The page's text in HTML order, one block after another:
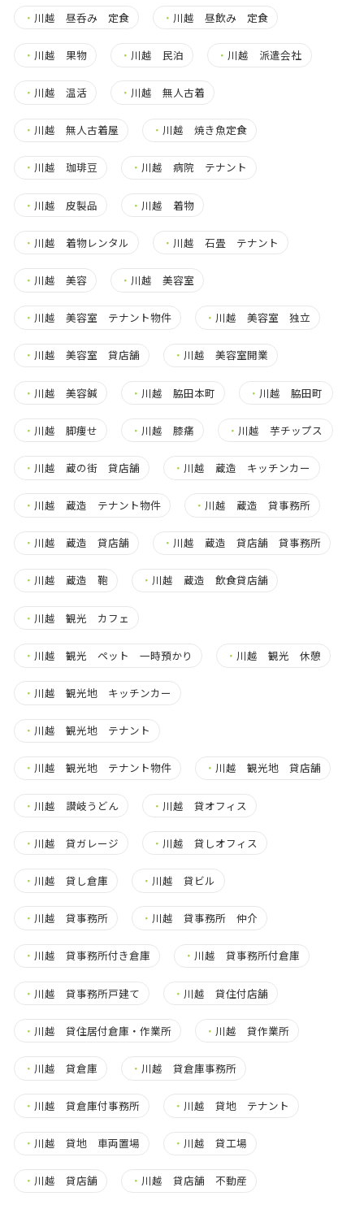
・ 川越 昼呑み 定食 ・ 川越 昼飲み 定食
・ 川越 果物 ・ 川越 民泊 ・ 川越 派遣会社
・ 川越 温活 ・ 川越 無人古着
・ 川越 無人古着屋 ・ 川越 焼き魚定食
・ 川越 珈琲豆 ・ 川越 病院 テナント
・ 川越 皮製品 ・ 川越 着物
・ 川越 着物レンタル ・ 川越 石畳 テナント
・ 川越 美容 ・ 川越 美容室
・ 川越 美容室 テナント物件 ・ 川越 美容室 独立
・ 川越 美容室 貸店舗 ・ 川越 美容室開業
・ 川越 美容鍼 ・ 川越 脇田本町 ・ 川越 脇田町
・ 川越 脚痩せ ・ 川越 膝痛 ・ 川越 芋チップス
・ 川越 蔵の街 貸店舗 ・ 川越 蔵造 キッチンカー
・ 川越 蔵造 テナント物件 ・ 川越 蔵造 貸事務所
・ 川越 蔵造 貸店舗 ・ 川越 蔵造 貸店舗 貸事務所
・ 川越 蔵造 鞄 ・ 川越 蔵造 飲食貸店舗
・ 川越 観光 カフェ
・ 川越 観光 ペット 一時預かり ・ 川越 観光 休憩
・ 川越 観光地 キッチンカー
・ 川越 観光地 テナント
・ 川越 観光地 テナント物件 ・ 川越 観光地 貸店舗
・ 川越 讃岐うどん ・ 川越 貸オフィス
・ 川越 貸ガレージ ・ 川越 貸しオフィス
・ 川越 貸し倉庫 ・ 川越 貸ビル
・ 川越 貸事務所 ・ 川越 貸事務所 仲介
・ 川越 貸事務所付き倉庫 ・ 川越 貸事務所付倉庫
・ 川越 貸事務所戸建て ・ 川越 貸住付店舗
・ 川越 貸住居付倉庫・作業所 ・ 川越 貸作業所
・ 川越 貸倉庫 ・ 川越 貸倉庫事務所
・ 川越 貸倉庫付事務所 ・ 川越 貸地 テナント
・ 川越 貸地 車両置場 ・ 川越 貸工場
・ 川越 貸店舗 ・ 川越 貸店舗 不動産